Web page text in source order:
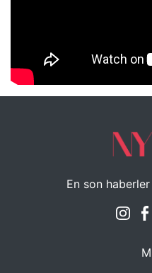
NYXmag 2. Yaş
En son